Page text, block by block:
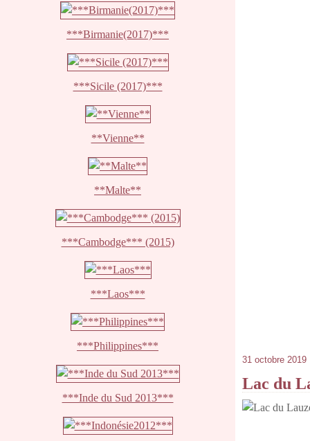
***Birmanie(2017)***
***Sicile (2017)***
**Vienne**
**Malte**
***Cambodge*** (2015)
***Laos***
***Philippines***
***Inde du Sud 2013***
31 octobre 2019
Lac du